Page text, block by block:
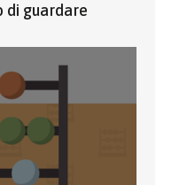
di guardare